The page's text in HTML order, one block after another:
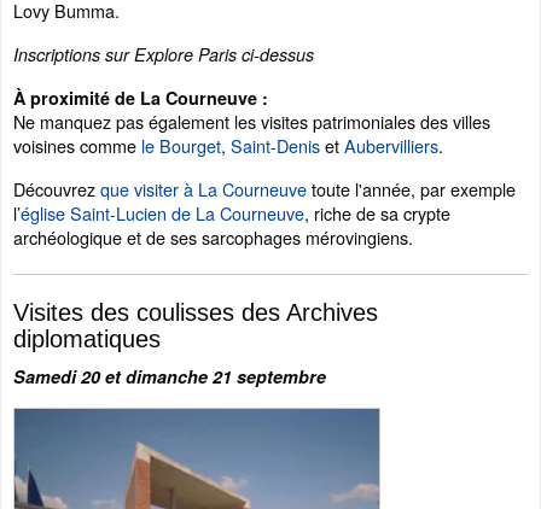
Lovy Bumma.
Inscriptions sur Explore Paris ci-dessus
À proximité de La Courneuve :
Ne manquez pas également les visites patrimoniales des villes
voisines comme le Bourget, Saint-DenisetAubervilliers.
Découvrezque visiter à La Courneuvetoute l'année, par exemple
l’église Saint-Lucien de La Courneuve, riche de sa crypte
archéologique et de ses sarcophages mérovingiens.
Visites des coulisses des Archives
diplomatiques
Samedi 20 et dimanche 21 septembre